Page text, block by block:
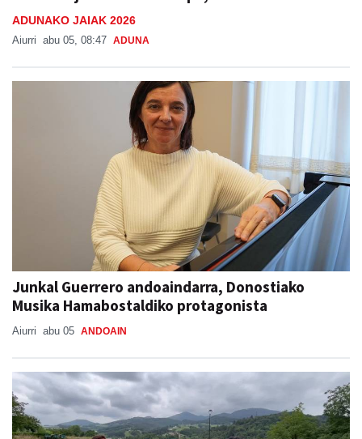
ADUNAKO JAIAK 2026
Aiurri abu 05, 08:47 ADUNA
Junkal Guerrero andoaindarra, Donostiako
Musika Hamabostaldiko protagonista
Aiurri abu 05 ANDOAIN